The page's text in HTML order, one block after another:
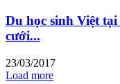
Du học sinh Việt
cưới...
23/03/2017
Load more